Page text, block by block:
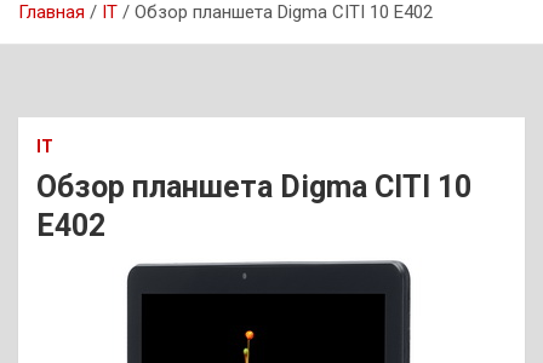
Главная IT Обзор планшета Digma CITI 10 E402
IT
Обзор планшета Digma CITI 10
E402